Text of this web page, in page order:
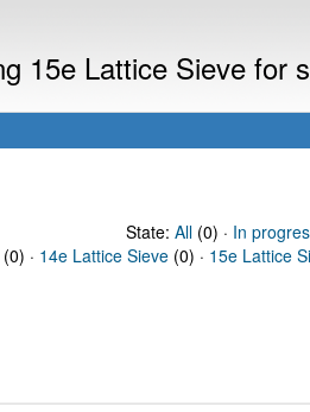
15e Lattice Sieve for
State: All(0) · In
(0) · 14e Lattice Sieve (0) · 15e Lattice